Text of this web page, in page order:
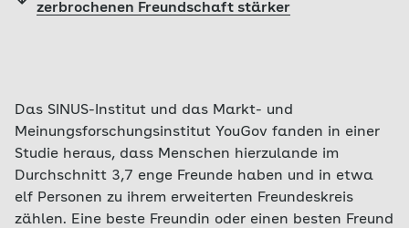
zerbrochenen Freundschaft stärker
Das SINUS-Institut und das Markt- und
Meinungsforschungsinstitut YouGov fanden in einer
Studie heraus, dass Menschen hierzulande im
Durchschnitt 3,7 enge Freunde haben und in etwa
elf Personen zu ihrem erweiterten Freundeskreis
zählen. Eine beste Freundin oder einen besten Freund